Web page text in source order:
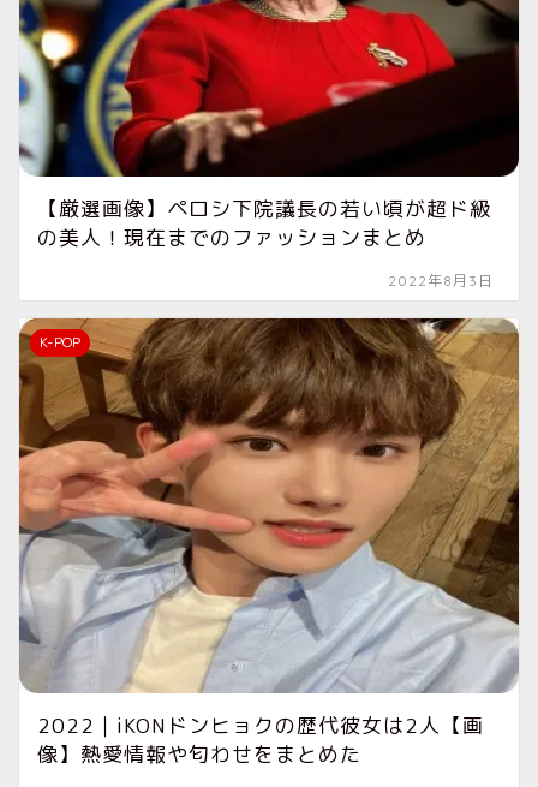
【厳選画像】ペロシ下院議長の若い頃が超ド級
の美人！現在までのファッションまとめ
2022年8月3日
K-POP
2022｜iKONドンヒョクの歴代彼女は2人【画
像】熱愛情報や匂わせをまとめた